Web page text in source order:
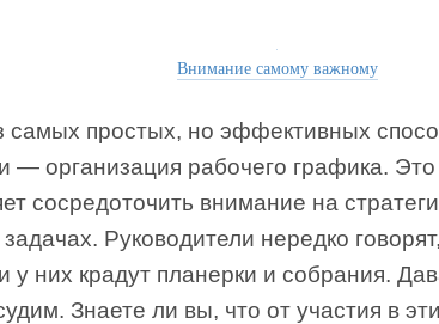
Внимание самому важному
самых простых, но эффективных
— организация рабочего графика. Это
сосредоточить внимание на
Руководители нередко
у них крадут планерки и собрания.
Знаете ли вы, что от участия в